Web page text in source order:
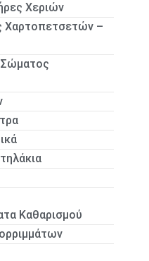
Χεριών
Χαρτοπετσετών –
Σώματος
Καθαρισμού